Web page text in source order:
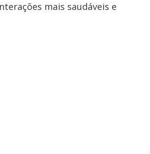
mais saudáveis e